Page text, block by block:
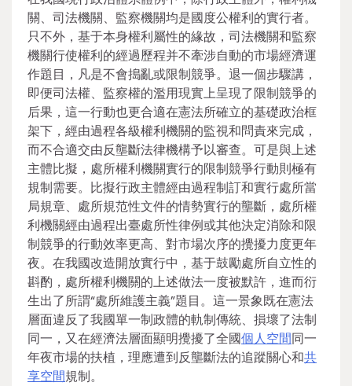
關、司法機關、監察機關均是國度公權利的實行者。
只不外，基于本身權利屬性的緣故，司法機關和監察
機關行使權利的經過歷程并不牽涉自動的市場經濟運
作題目，凡是不會搗亂或限制競爭。退一個步驟講，
即便司法權、監察權的濫用現實上呈現了限制競爭的
后果，這一行動也更合適在憲法所確立的基礎政治框
架下，經由過程各級權利機關的監視和問責來完成，
而不合適交由反壟斷法律機構予以審查。可是與上述
主體比擬，處所權利機關實行的限制競爭行動則極有
規制需要。比擬行政主體經由過程制訂和實行處所當
局規章、處所規范性文件的情勢實行的壟斷，處所權
利機關經由過程出臺處所性律例或其他決定消除和限
制競爭的行動效率更高、對市場次序的攪擾力度更年
夜。在我國改造開放實行中，基于鼓勵處所自立性的
斟酌，處所權利機關的上述做法一度被默許，進而衍
生出了所謂“處所維護主義”題目。這一景象既在憲法
層面違反了我國單一制政體的軌制傳統、損壞了法制
同一，又在經濟法層面顯明攪擾了全國個人空間同一
年夜市場的扶植，理應遭到反壟斷法的追蹤關心和共
享空間規制。